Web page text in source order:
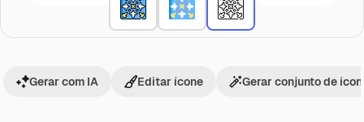
Gerar com IA Editar ícone Gerar conjunto de